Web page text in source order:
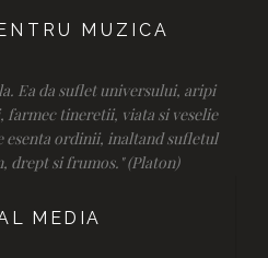
MUZICA
Ea da suflet universului, aripi
tineretii, viata si veselie
ordinii, inaltand sufletul
drept si frumos." (Platon)
MEDIA